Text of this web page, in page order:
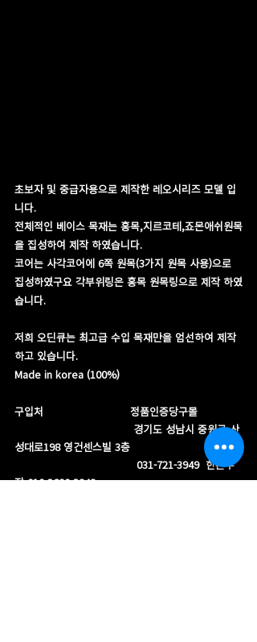
초보자 및 중급자용으로 제작한 레오시리즈 모델 입
니다.
전체적인 베이스 목재는 홍목,지르코테,죠몬애쉬원목
을 집성하여 제작 하였습니다.
코어는 사각코어에 6쪽 원목(3가지 원목 사용)으로
집성하였구요 각부위링은 홍목 원목링으로 제작 하였
습니다.
저희 오딘큐는 최고급 수입 목재만을 엄선하여 제작
하고 있습니다.
​Made in korea (100%)
구입처                           정품인증당구몰
경기도 성남시 중원구 산
성대로198 영건센스빌 3층
031-721-3949  한본부
장 010-2600-3949